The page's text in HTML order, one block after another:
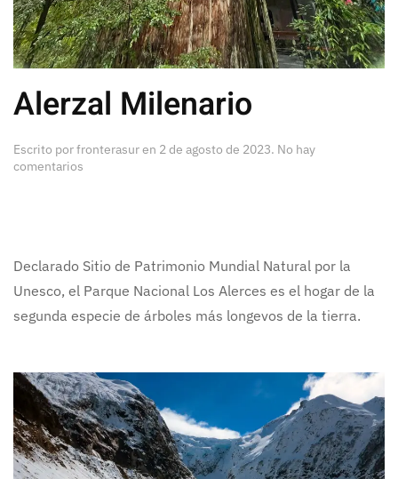
Alerzal Milenario
Escrito porfronterasuren 2 de agosto de 2023. No hay
comentarios
Declarado Sitio de Patrimonio Mundial Natural por la
Unesco, el Parque Nacional Los Alerces es el hogar de la
segunda especie de árboles más longevos de la tierra.